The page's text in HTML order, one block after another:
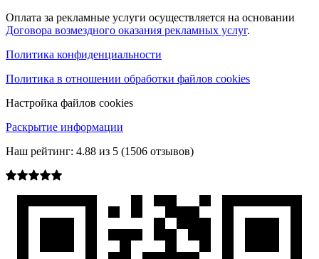
Оплата за рекламные услуги осуществляется на основании
Договора возмездного оказания рекламных услуг.
Политика конфиденциальности
Политика в отношении обработки файлов cookies
Настройка файлов cookies
Раскрытие информации
Наш рейтинг: 4.88 из 5 (1506 отзывов)